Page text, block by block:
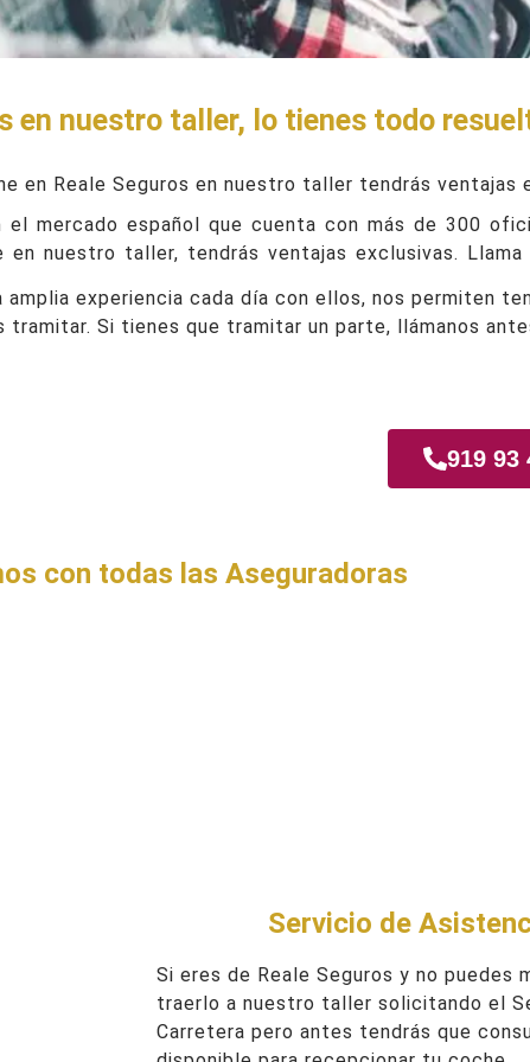
en nuestro taller, lo tienes todo
en Reale Seguros en nuestro taller tendrás ventajas
el mercado español que cuenta con más de 300
nuestro taller, tendrás ventajas exclusivas.
experiencia cada día con ellos, nos permiten
Si tienes que tramitar un parte, llámanos
919 93
con todas las Aseguradoras
Servicio de
Si eres de Reale Seguros y no puedes
traerlo a nuestro taller solicitando el
Carretera pero antes tendrás que